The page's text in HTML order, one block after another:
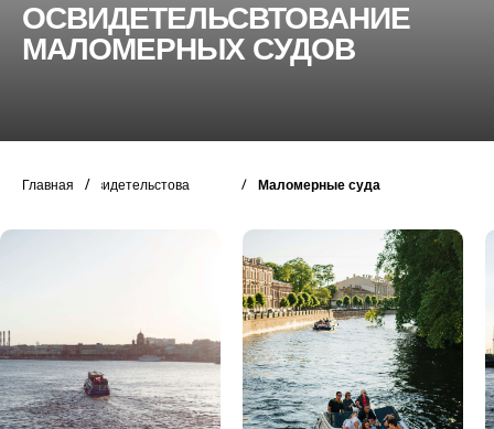
ОСВИДЕТЕЛЬСВТОВАНИЕ
МАЛОМЕРНЫХ СУДОВ
Главная /
Освидетельстование / Маломерные суда